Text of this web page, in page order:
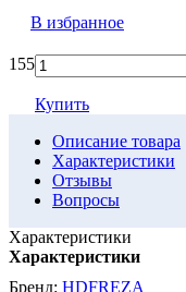
В избранное
Характеристики
Характеристики
Бренд: HDFREZA
155
Купить
Описание товара
Характеристики
Отзывы
Вопросы